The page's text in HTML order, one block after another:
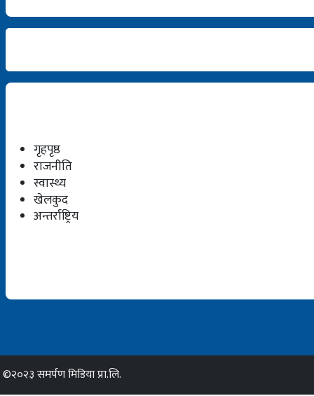
गृहपृष्ठ
राजनीति
स्वास्थ्य
खेलकुद
अन्तर्राष्ट्रिय
©२०२३ समर्पण मिडिया प्रा.लि.